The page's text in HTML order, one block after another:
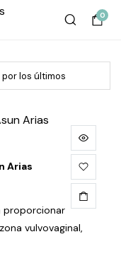
0
Arias
proporcionar
vulvovaginal,